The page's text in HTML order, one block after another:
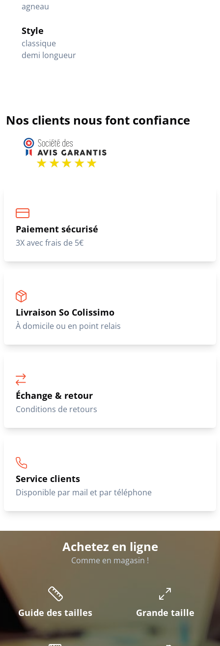
agneau
Style
classique
demi longueur
Nos clients nous font confiance
Paiement sécurisé
3X avec frais de 5€
Livraison So Colissimo
À domicile ou en point relais
Échange & retour
Conditions de retours
Service clients
Disponible par mail et par téléphone
Achetez en ligne
Comme en magasin !
Guide des tailles Grande taille